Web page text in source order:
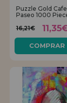
Puzzle Gold
Paseo 1000
16,21€
COMPRAR